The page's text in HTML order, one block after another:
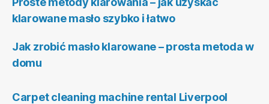
klarowane masło szybko i łatwo
Jak zrobić masło klarowane – prosta metoda w
domu
Carpet cleaning machine rental Liverpool